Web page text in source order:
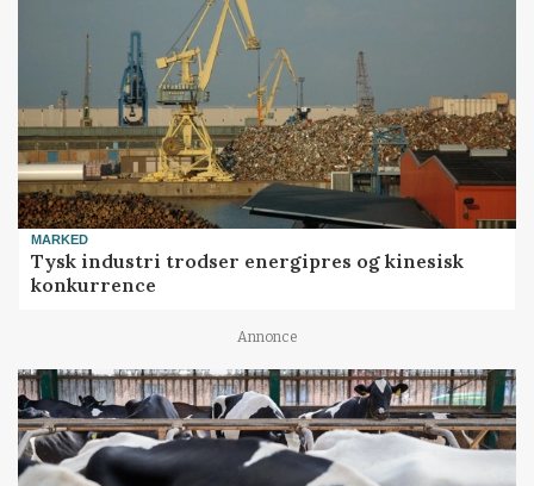
MARKED
Tysk industri trodser energipres og kinesisk
konkurrence
Annonce